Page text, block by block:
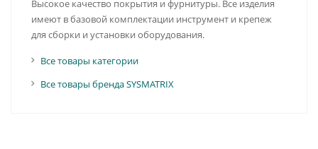
Высокое качество покрытия и фурнитуры. Все изделия
имеют в базовой комплектации инструмент и крепеж
для сборки и установки оборудования.
Все товары категории
Все товары бренда SYSMATRIX